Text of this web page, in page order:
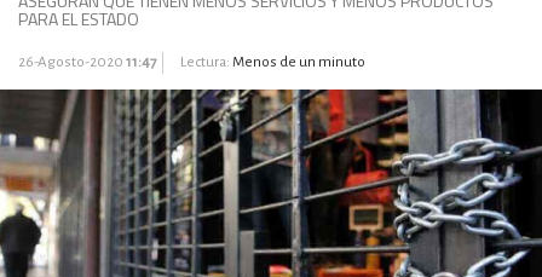
PARA EL ESTADO
26-Agosto-2020 11:47 Lectura: Menos de un minuto